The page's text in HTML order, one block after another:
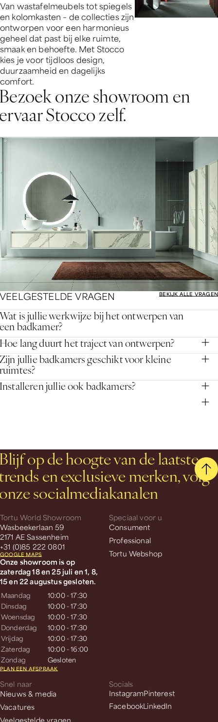
Van wastafelmeubels tot spiegels
en kolomkasten – de collecties zijn
ontworpen voor een harmonieus
geheel dat past bij elke ruimte,
smaak en behoefte. Met Stocco
kies je voor tijdloos design,
duurzaamheid en dagelijks
comfort.
onze showroom en
Stocco zelf.
VEELGESTELDE VRAGEN BEKIJK ALLE VRAGEN
is jullie werkwijze bij het ontwerpen van
badkamer?
lang duurt het traject van ontwerpen?
jullie badkamers geschikt voor kleine
jullie ook badkamers?
op de hoogte van de laatste
en exclusieve merken, volg
socialmediakanalen
Tortu World Showroom
Wasbeekerlaan 59
2171 AE Sassenheim
+31 (0)85 222 0801
GOOGLE MAPS
Onze showroom is op
zaterdag 18 en 25 juli en 1, 8,
15 en 22 augustus gesloten.
Maandag
10:00 - 17:30
Dinsdag
10:00 - 17:30
Woensdag
10:00 - 17:30
Donderdag
10:00 - 17:30
Vrijdag
10:00 - 17:30
Zaterdag
10:00 - 16:00
Zondag
Gesloten
PLAN EEN AFSPRAAK
Speciaal voor u
Consument
Professional
Tortu Webshop
Snel naar
Nieuws & media
Vacatures
Veelgestelde vragen
Socials
InstagramPinterest
FacebookLinkedIn